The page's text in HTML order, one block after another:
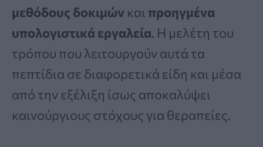
μεθόδους δοκιμών και προηγμένα
υπολογιστικά εργαλεία. Η μελέτη του
τρόπου που λειτουργούν αυτά τα
πεπτίδια σε διαφορετικά είδη και μέσα
από την εξέλιξη ίσως αποκαλύψει
καινούργιους στόχους για θεραπείες.